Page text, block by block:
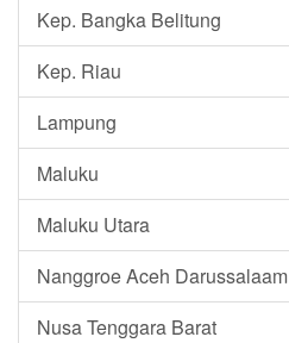
Kep. Bangka Belitung
Kep. Riau
Lampung
Maluku
Maluku Utara
Nanggroe Aceh Darussalaam
Nusa Tenggara Barat